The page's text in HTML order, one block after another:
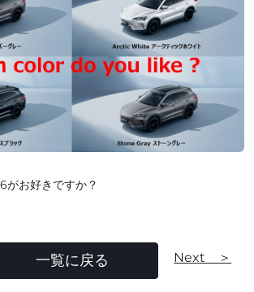
がお好きですか？
一覧に戻る Next ＞